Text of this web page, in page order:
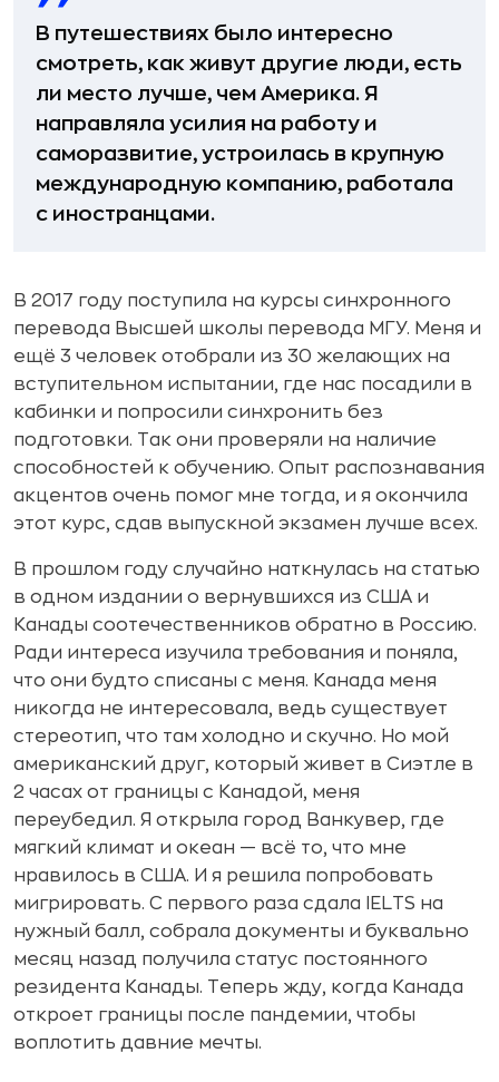
В путешествиях было интересно
смотреть, как живут другие люди, есть
ли место лучше, чем Америка. Я
направляла усилия на работу и
саморазвитие, устроилась в крупную
международную компанию, работала
с иностранцами.
В 2017 году поступила на курсы синхронного
перевода Высшей школы перевода МГУ. Меня и
ещё 3 человек отобрали из 30 желающих на
вступительном испытании, где нас посадили в
кабинки и попросили синхронить без
подготовки. Так они проверяли на наличие
способностей к обучению. Опыт распознавания
акцентов очень помог мне тогда, и я окончила
этот курс, сдав выпускной экзамен лучше всех.
В прошлом году случайно наткнулась на статью
в одном издании о вернувшихся из США и
Канады соотечественников обратно в Россию.
Ради интереса изучила требования и поняла,
что они будто списаны с меня. Канада меня
никогда не интересовала, ведь существует
стереотип, что там холодно и скучно. Но мой
американский друг, который живет в Сиэтле в
2 часах от границы с Канадой, меня
переубедил. Я открыла город Ванкувер, где
мягкий климат и океан — всё то, что мне
нравилось в США. И я решила попробовать
мигрировать. С первого раза сдала IELTS на
нужный балл, собрала документы и буквально
месяц назад получила статус постоянного
резидента Канады. Теперь жду, когда Канада
откроет границы после пандемии, чтобы
воплотить давние мечты.